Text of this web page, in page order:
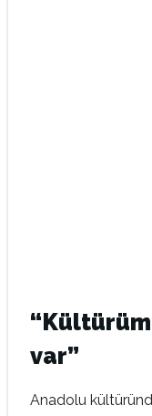
var”
Anadolu